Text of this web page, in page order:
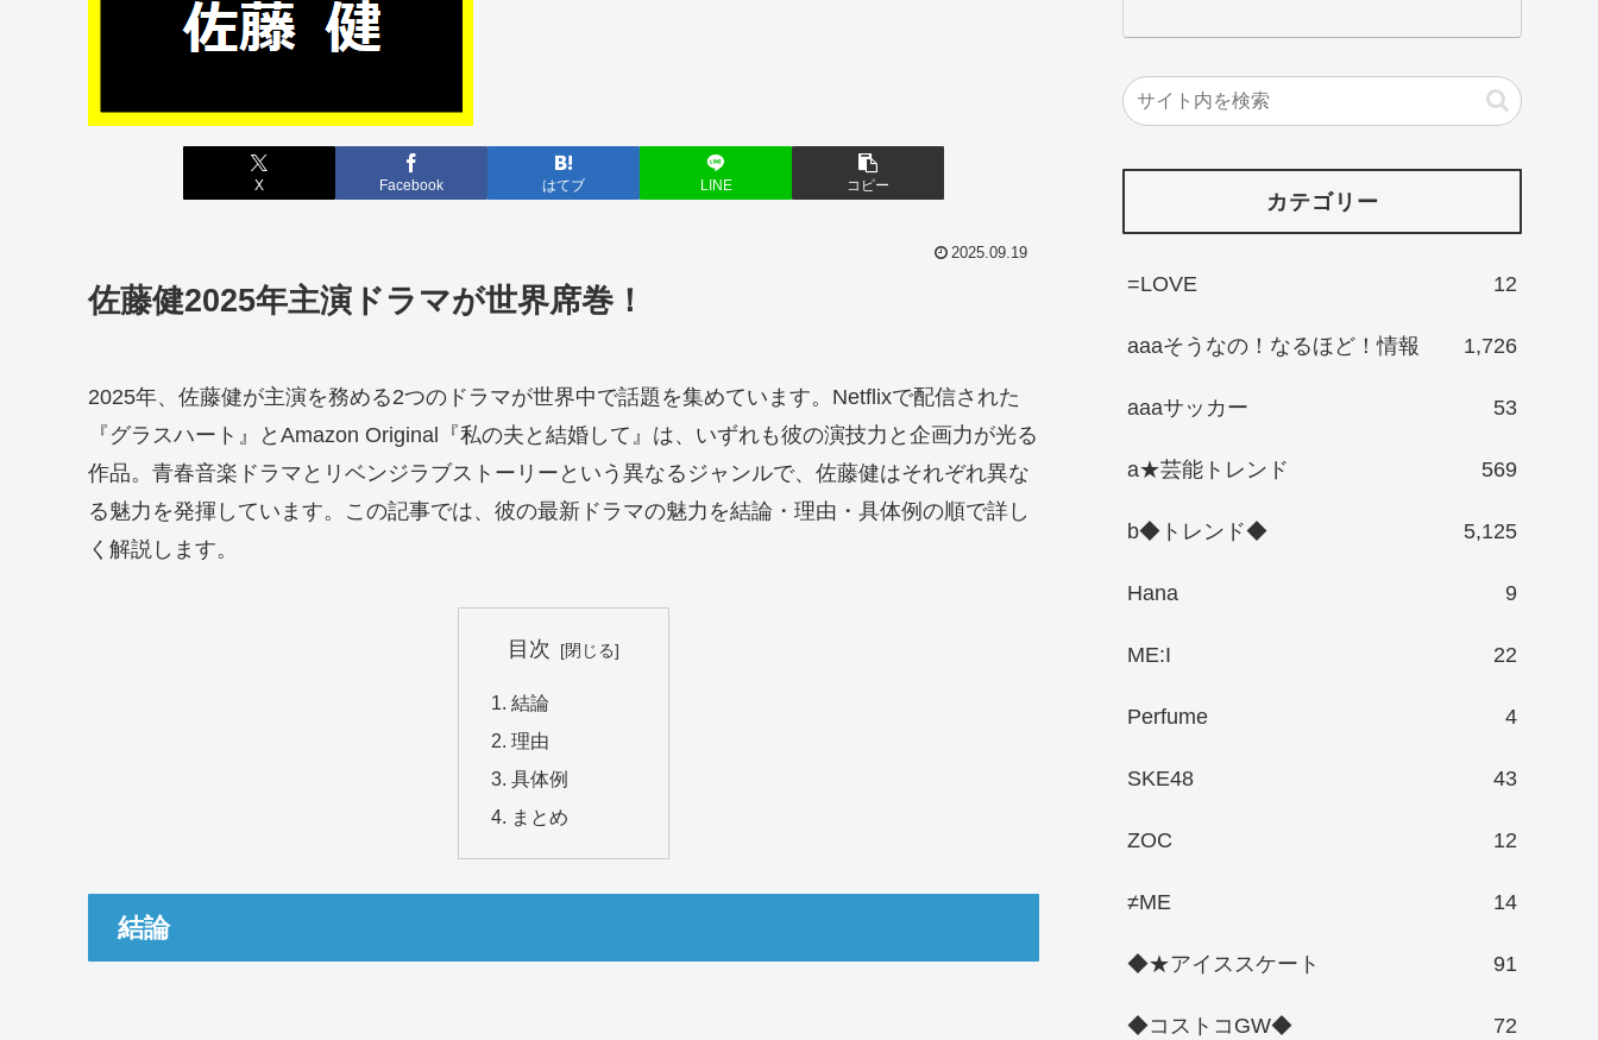
X Facebook はてブ LINE コピー
2025.09.19
佐藤健2025年主演ドラマが世界席巻！
2025年、佐藤健が主演を務める2つのドラマが世界中で話題を集めています。Netflixで配信された
『グラスハート』とAmazon Original『私の夫と結婚して』は、いずれも彼の演技力と企画力が光る
作品。青春音楽ドラマとリベンジラブストーリーという異なるジャンルで、佐藤健はそれぞれ異な
る魅力を発揮しています。この記事では、彼の最新ドラマの魅力を結論・理由・具体例の順で詳し
く解説します。
目次
結論
理由
具体例
まとめ
結論
カテゴリー
=LOVE 12
aaaそうなの！なるほど！情報 1,726
aaaサッカー 53
a★芸能トレンド 569
b◆トレンド◆ 5,125
Hana 9
ME:I 22
Perfume 4
SKE48 43
ZOC 12
≠ME 14
◆★アイススケート 91
◆コストコGW◆ 72